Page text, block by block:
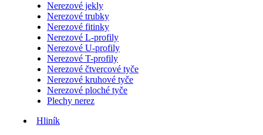
Nerezové jekly
Nerezové trubky
Nerezové fitinky
Nerezové L-profily
Nerezové U-profily
Nerezové T-profily
Nerezové čtvercové tyče
Nerezové kruhové tyče
Nerezové ploché tyče
Plechy nerez
Hliník